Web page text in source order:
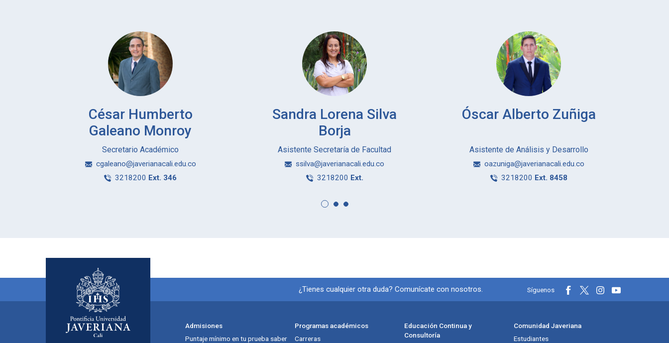
César Humberto
Galeano Monroy
Secretario Académico
cgaleano@javerianacali.edu.co
3218200 Ext. 346
Sandra Lorena Silva
Borja
Asistente Secretaría de Facultad
ssilva@javerianacali.edu.co
3218200 Ext.
Óscar Alberto Zuñiga
Asistente de Análisis y Desarrollo
oazuniga@javerianacali.edu.co
3218200 Ext. 8458
Información y redes sociales
¿Tienes cualquier otra duda? Comunícate con nosotros. Síguenos
Menú principal del footer
Admisiones
Puntaje mínimo en tu prueba saber
Programas académicos
Carreras
Educación Continua y
Consultoría
Comunidad Javeriana
Estudiantes